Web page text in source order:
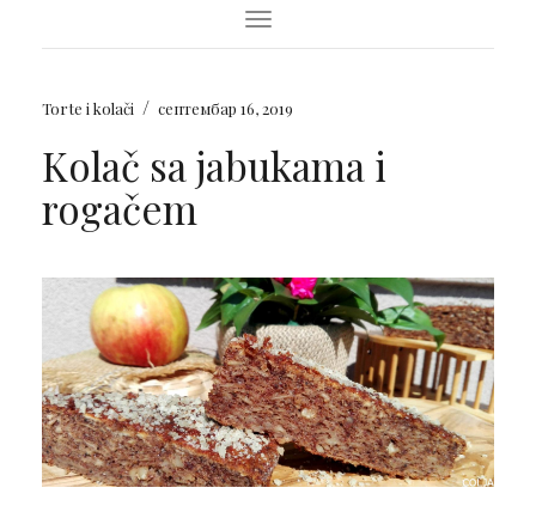
Toggle Navigation
Torte i kolači / септембар 16, 2019
Kolač sa jabukama i
rogačem